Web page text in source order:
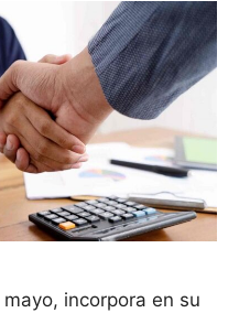
incorpora en su